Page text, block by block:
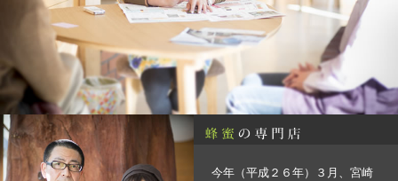
今年（平成２６年）３月、宮崎